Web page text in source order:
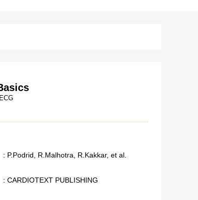
: P.Podrid, R.Malhotra, R.Kakkar, et al.
: CARDIOTEXT PUBLISHING